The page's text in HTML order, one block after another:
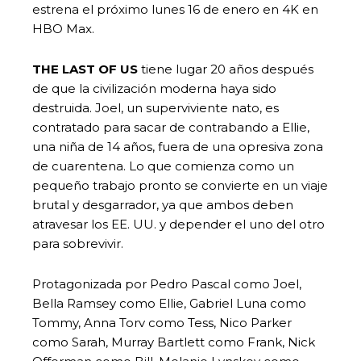
estrena el próximo lunes 16 de enero en 4K en
HBO Max.
THE LAST OF US tiene lugar 20 años después
de que la civilización moderna haya sido
destruida. Joel, un superviviente nato, es
contratado para sacar de contrabando a Ellie,
una niña de 14 años, fuera de una opresiva zona
de cuarentena. Lo que comienza como un
pequeño trabajo pronto se convierte en un viaje
brutal y desgarrador, ya que ambos deben
atravesar los EE. UU. y depender el uno del otro
para sobrevivir.
Protagonizada por Pedro Pascal como Joel,
Bella Ramsey como Ellie, Gabriel Luna como
Tommy, Anna Torv como Tess, Nico Parker
como Sarah, Murray Bartlett como Frank, Nick